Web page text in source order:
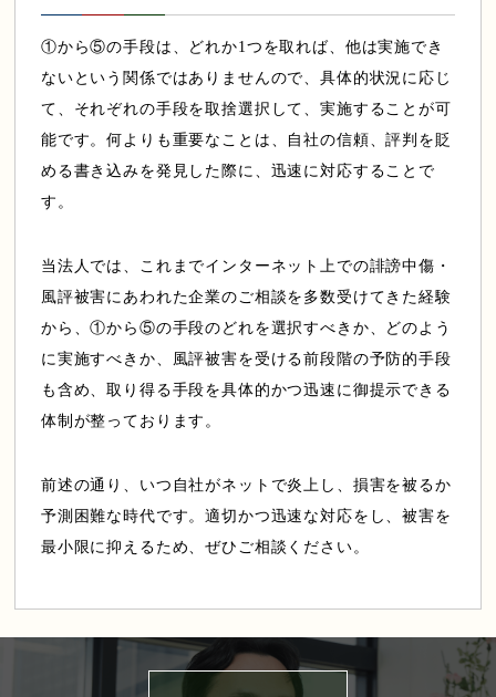
①から⑤の手段は、どれか1つを取れば、他は実施でき
ないという関係ではありませんので、具体的状況に応じ
て、それぞれの手段を取捨選択して、実施することが可
能です。何よりも重要なことは、自社の信頼、評判を貶
める書き込みを発見した際に、迅速に対応することで
す。
当法人では、これまでインターネット上での誹謗中傷・
風評被害にあわれた企業のご相談を多数受けてきた経験
から、①から⑤の手段のどれを選択すべきか、どのよう
に実施すべきか、風評被害を受ける前段階の予防的手段
も含め、取り得る手段を具体的かつ迅速に御提示できる
体制が整っております。
前述の通り、いつ自社がネットで炎上し、損害を被るか
予測困難な時代です。適切かつ迅速な対応をし、被害を
最小限に抑えるため、ぜひご相談ください。